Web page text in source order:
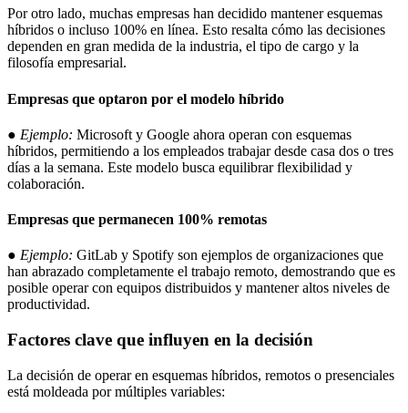
Por otro lado, muchas empresas han decidido mantener esquemas
híbridos o incluso 100% en línea. Esto resalta cómo las decisiones
dependen en gran medida de la industria, el tipo de cargo y la
filosofía empresarial.
Empresas que optaron por el modelo híbrido
● Ejemplo: Microsoft y Google ahora operan con esquemas
híbridos, permitiendo a los empleados trabajar desde casa dos o tres
días a la semana. Este modelo busca equilibrar flexibilidad y
colaboración.
Empresas que permanecen 100% remotas
● Ejemplo: GitLab y Spotify son ejemplos de organizaciones que
han abrazado completamente el trabajo remoto, demostrando que es
posible operar con equipos distribuidos y mantener altos niveles de
productividad.
Factores clave que influyen en la decisión
La decisión de operar en esquemas híbridos, remotos o presenciales
está moldeada por múltiples variables: